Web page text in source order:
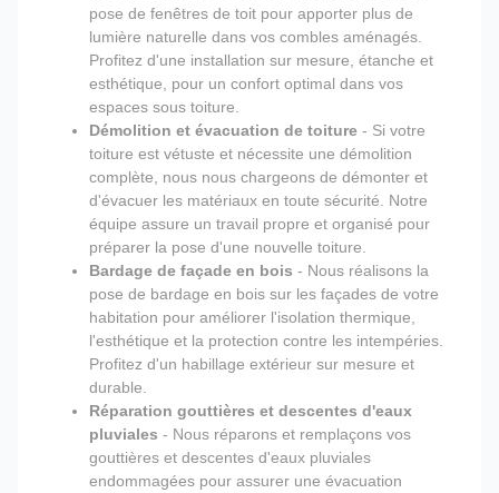
pose de fenêtres de toit pour apporter plus de
lumière naturelle dans vos combles aménagés.
Profitez d'une installation sur mesure, étanche et
esthétique, pour un confort optimal dans vos
espaces sous toiture.
Démolition et évacuation de toiture - Si votre
toiture est vétuste et nécessite une démolition
complète, nous nous chargeons de démonter et
d'évacuer les matériaux en toute sécurité. Notre
équipe assure un travail propre et organisé pour
préparer la pose d'une nouvelle toiture.
Bardage de façade en bois - Nous réalisons la
pose de bardage en bois sur les façades de votre
habitation pour améliorer l'isolation thermique,
l'esthétique et la protection contre les intempéries.
Profitez d'un habillage extérieur sur mesure et
durable.
Réparation gouttières et descentes d'eaux
pluviales - Nous réparons et remplaçons vos
gouttières et descentes d'eaux pluviales
endommagées pour assurer une évacuation